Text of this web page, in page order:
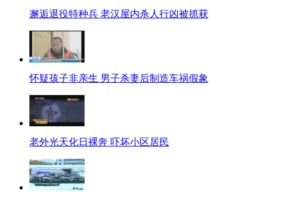
邂逅退役特种兵 老汉屋内杀人行凶被抓获
怀疑孩子非亲生 男子杀妻后制造车祸假象
老外光天化日裸奔 吓坏小区居民